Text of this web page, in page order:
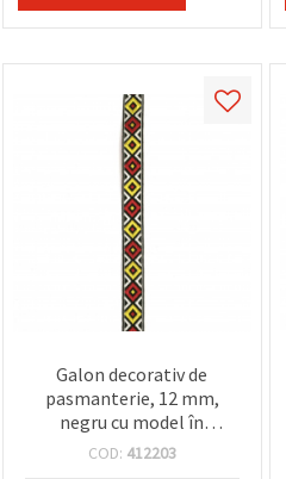
Galon decorativ de
pasmanterie, 12 mm,
negru cu model în
romburi roșii și galbene –
COD: 412203